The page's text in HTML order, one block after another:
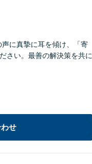
に真摯に耳を傾け、「寄
さい。最善の解決策を共に
せ